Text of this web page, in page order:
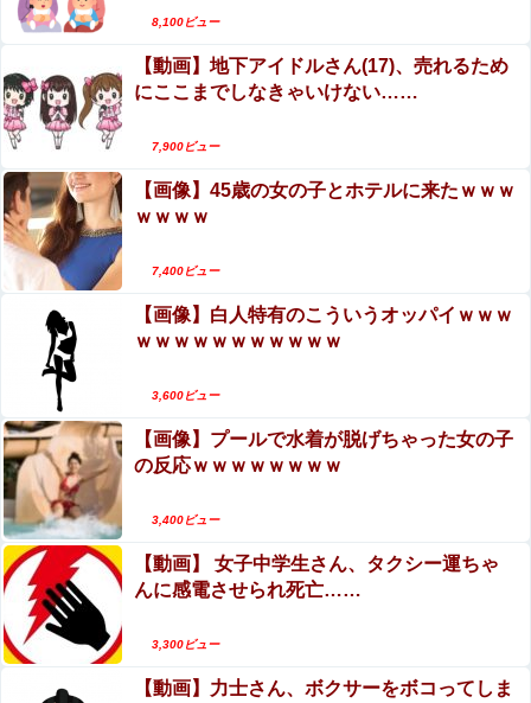
【悲報】嫁と不倫相手の旦那に浮気がバレたら『400万』
さんま「どこでもドア？あれ不便やで」
【悲報】ヤニねこで抜けるキャラ、74%が一致してしまう
ｗｗｗｗｗ
Powered by livedoor 相互RSS
【群馬】デカいNinja乗りさん、後方確認しない軽
8,100ビュー
【動画】地下アイドルさん(17)、売れるため
にここまでしなきゃいけない……
7,900ビュー
【画像】45歳の女の子とホテルに来たｗｗｗ
ｗｗｗｗ
7,400ビュー
【画像】白人特有のこういうオッパイｗｗｗ
ｗｗｗｗｗｗｗｗｗｗｗ
3,600ビュー
【画像】プールで水着が脱げちゃった女の子
の反応ｗｗｗｗｗｗｗｗ
3,400ビュー
【動画】 女子中学生さん、タクシー運ちゃ
んに感電させられ死亡……
3,300ビュー
【動画】力士さん、ボクサーをボコってしま